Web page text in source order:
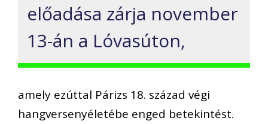
előadása zárja november
13-án a Lóvasúton,
amely ezúttal Párizs 18. század végi
hangversenyéletébe enged betekintést.